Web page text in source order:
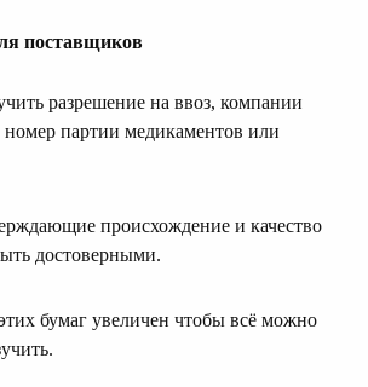
поставщиков
разрешение на ввоз, компании
номер партии медикаментов или
происхождение и качество
достоверными.
бумаг увеличен чтобы всё можно